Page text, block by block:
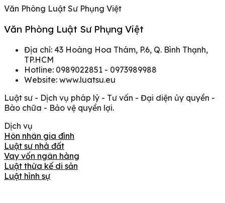
Văn Phòng Luật Sư Phụng Việt
Văn Phòng Luật Sư Phụng Việt
Địa chỉ: 43 Hoàng Hoa Thám, P.6, Q. Bình Thạnh,
TP.HCM
Hotline: 0989022851 - 0973989988
Website: www.luatsu.eu
Luật sư - Dịch vụ pháp lý - Tư vấn - Đại diện ủy quyền -
Bào chữa - Bảo vệ quyền lợi.
Dịch vụ
Hôn nhân gia đình
Luật sư nhà đất
Vay vốn ngân hàng
Luật thừa kế di sản
Luật hình sự